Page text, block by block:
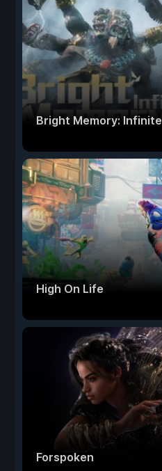
Bright Memory: Infinite
High On Life
Forspoken